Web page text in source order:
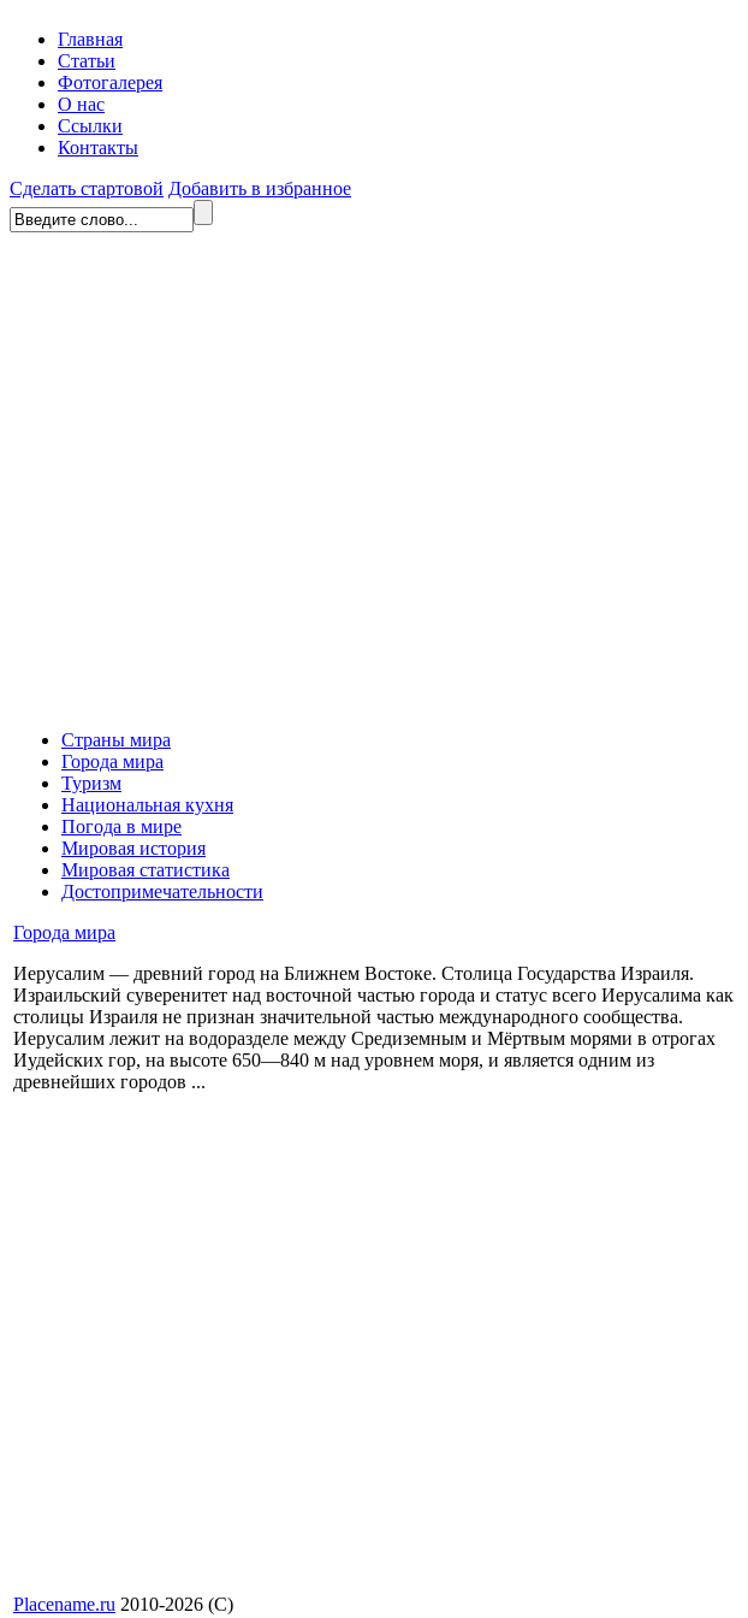
Главная
Статьи
Фотогалерея
О нас
Ссылки
Контакты
Сделать стартовой Добавить в избранное
Страны мира
Города мира
Туризм
Национальная кухня
Погода в мире
Мировая история
Мировая статистика
Достопримечательности
Города мира
Иерусалим — древний город на Ближнем Востоке. Столица Государства Израиля.
Израильский суверенитет над восточной частью города и статус всего Иерусалима как
столицы Израиля не признан значительной частью международного сообщества.
Иерусалим лежит на водоразделе между Средиземным и Мёртвым морями в отрогах
Иудейских гор, на высоте 650—840 м над уровнем моря, и является одним из
древнейших городов ...
Placename.ru 2010-2026 (С)